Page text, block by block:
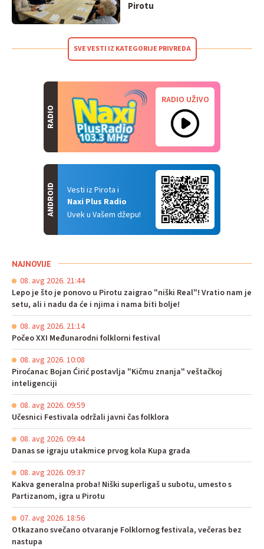
Pirotu
SVE VESTI IZ KATEGORIJE PRIVREDA
RADIO
RADIO UŽIVO
Vesti iz Pirota i
Naxi Plus Radio
Uvek u Vašem džepu!
ANDROID
NAJNOVIJE
08. avg 2026. 21:44
Lepo je što je ponovo u Pirotu zaigrao "niški Real"! Vratio nam je
setu, ali i nadu da će i njima i nama biti bolje!
08. avg 2026. 21:14
Počeo XXI Međunarodni folklorni festival
08. avg 2026. 10:08
Piroćanac Bojan Ćirić postavlja "Kičmu znanja" veštačkoj
inteligenciji
08. avg 2026. 09:59
Učesnici Festivala održali javni čas folklora
08. avg 2026. 09:44
Danas se igraju utakmice prvog kola Kupa grada
08. avg 2026. 09:37
Kakva generalna proba! Niški superligaš u subotu, umesto s
Partizanom, igra u Pirotu
07. avg 2026. 18:56
Otkazano svečano otvaranje Folklornog festivala, večeras bez
nastupa